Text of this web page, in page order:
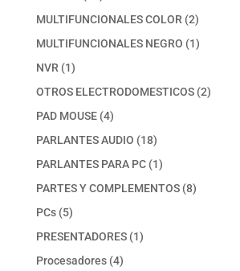
productos
MULTIFUNCIONALES COLOR 22
productos
MULTIFUNCIONALES NEGRO 11
NVR 11
producto
OTROS ELECTRODOMESTICOS 22
PAD MOUSE 44
productos
PARLANTES AUDIO 1818
productos
PARLANTES PARA PC 11
producto
PARTES Y COMPLEMENTOS 88
PCs 55
productos
PRESENTADORES 11
Procesadores 44